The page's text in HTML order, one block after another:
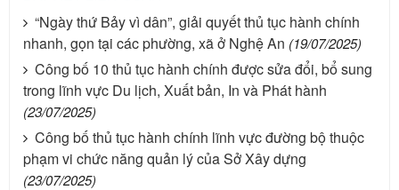
“Ngày thứ Bảy vì dân”, giải quyết thủ tục hành chính
nhanh, gọn tại các phường, xã ở Nghệ An (19/07/2025)
Công bố 10 thủ tục hành chính được sửa đổi, bổ sung
trong lĩnh vực Du lịch, Xuất bản, In và Phát hành
(23/07/2025)
Công bố thủ tục hành chính lĩnh vực đường bộ thuộc
phạm vi chức năng quản lý của Sở Xây dựng
(23/07/2025)